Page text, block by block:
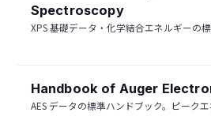
Spectroscopy
XPS 基礎データ・化学結合エネルギーの
Handbook of Auger
AES データの標準ハンドブック。ピーク